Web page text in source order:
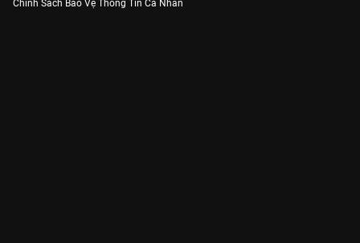
Chính Sách Bảo Vệ Thông Tin Cá Nhân